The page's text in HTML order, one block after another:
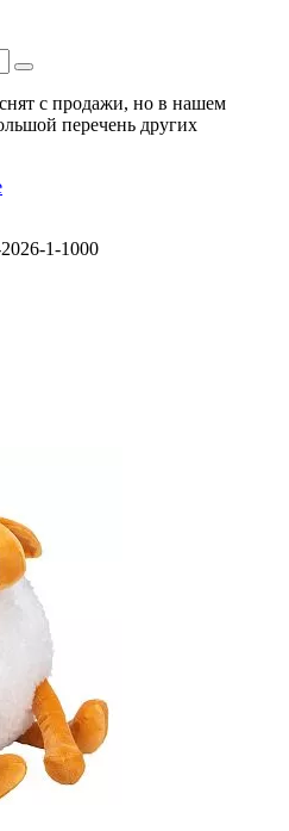
с продажи, но в нашем
перечень других
1-1000